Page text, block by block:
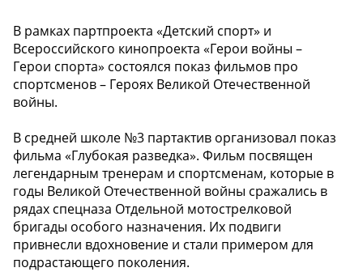
В рамках партпроекта «Детский спорт» и
Всероссийского кинопроекта «Герои войны –
Герои спорта» состоялся показ фильмов про
спортсменов – Героях Великой Отечественной
войны.
В средней школе №3 партактив организовал показ
фильма «Глубокая разведка». Фильм посвящен
легендарным тренерам и спортсменам, которые в
годы Великой Отечественной войны сражались в
рядах спецназа Отдельной мотострелковой
бригады особого назначения. Их подвиги
привнесли вдохновение и стали примером для
подрастающего поколения.